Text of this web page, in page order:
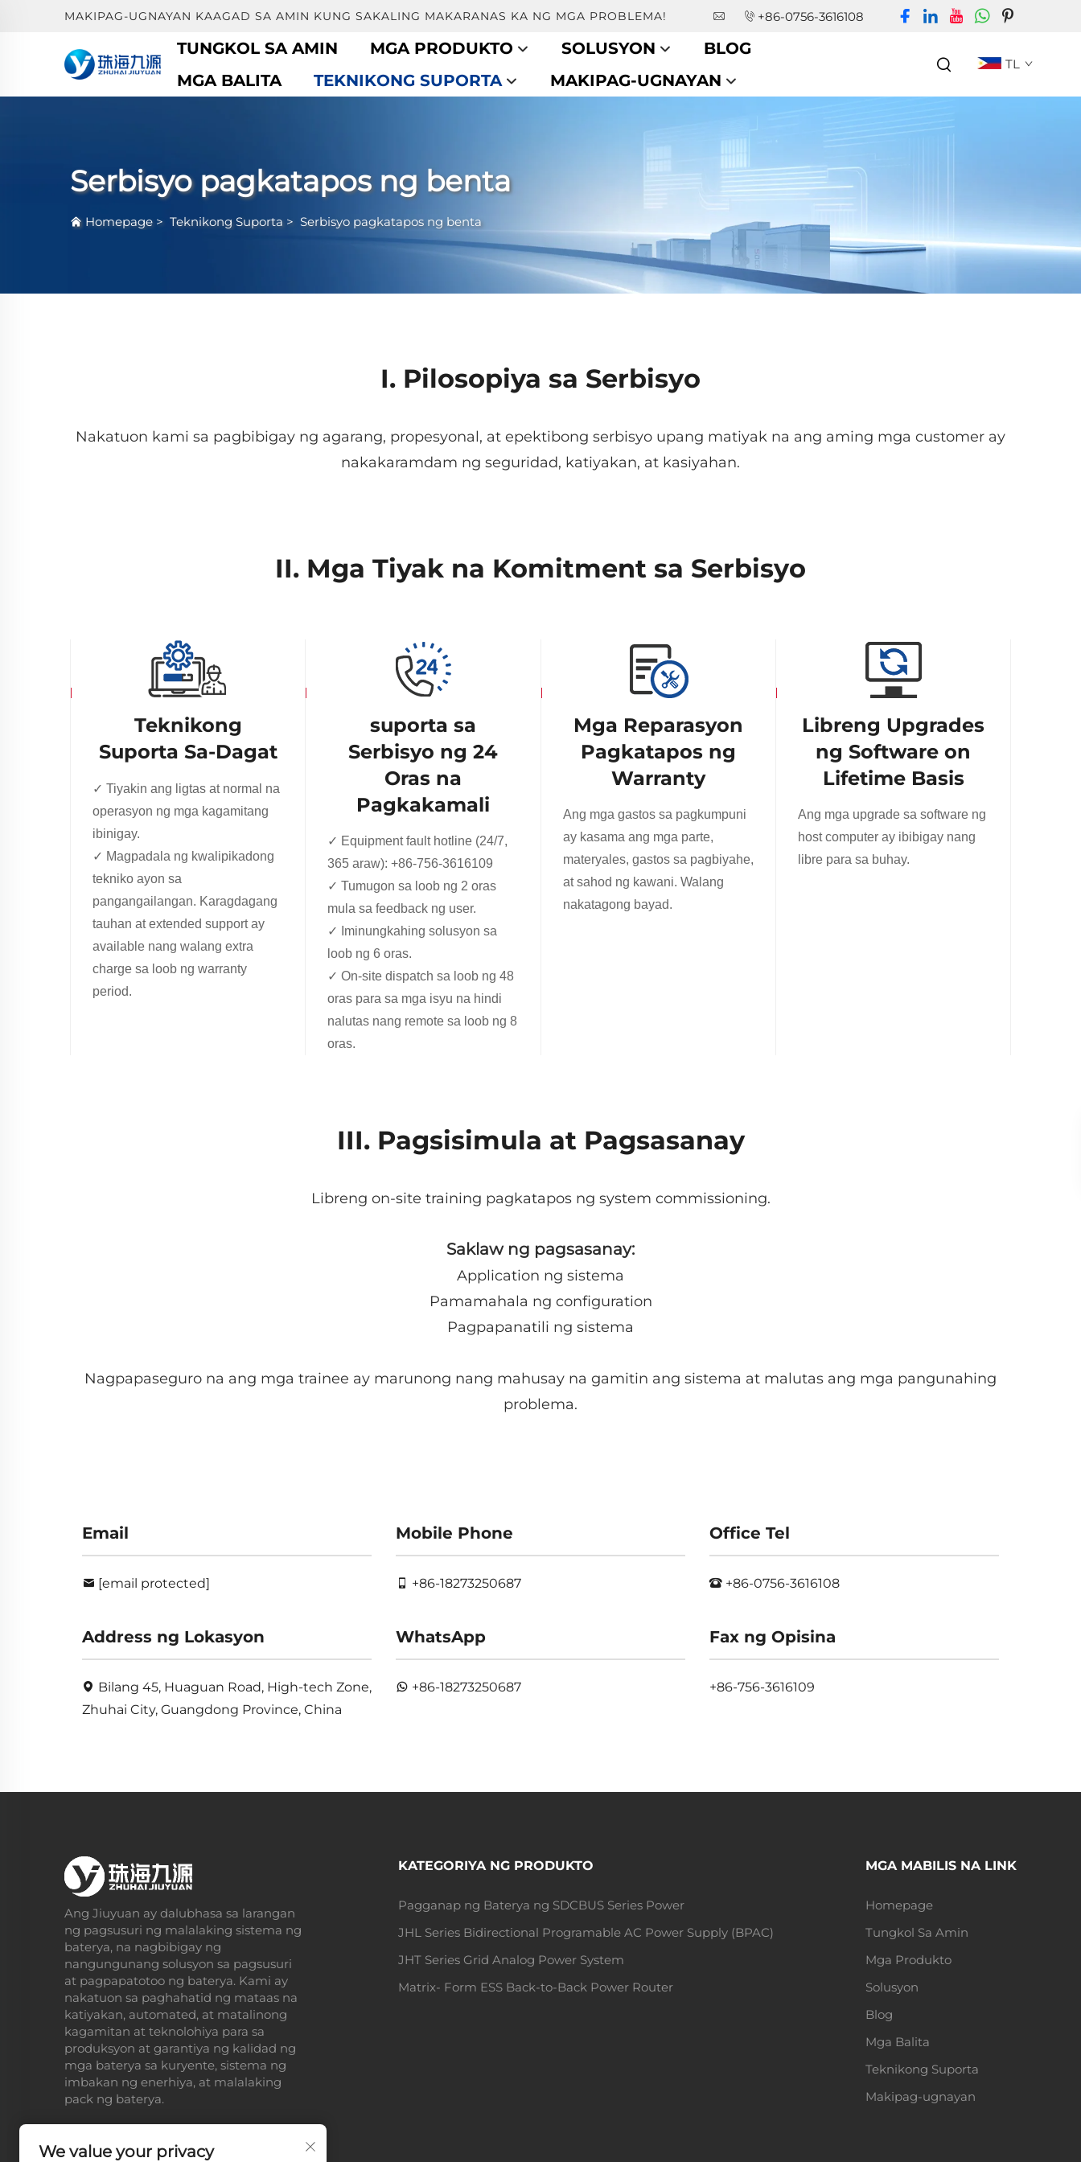
MAKIPAG-UGNAYAN KAAGAD SA AMIN KUNG SAKALING MAKARANAS KA NG MGA PROBLEMA! +86-0756-3616108
TUNGKOL SA AMIN MGA PRODUKTO SOLUSYON
BLOG
MGA BALITA
TEKNIKONG SUPORTA MAKIPAG-UGNAYAN
TL
Serbisyo pagkatapos ng benta
Homepage > Teknikong Suporta > Serbisyo pagkatapos ng benta
I. Pilosopiya sa Serbisyo
Nakatuon kami sa pagbibigay ng agarang, propesyonal, at epektibong serbisyo upang matiyak na ang aming mga customer ay
nakakaramdam ng seguridad, katiyakan, at kasiyahan.
II. Mga Tiyak na Komitment sa Serbisyo
Teknikong
Suporta Sa-Dagat
✓ Tiyakin ang ligtas at normal na
operasyon ng mga kagamitang
ibinigay.
✓ Magpadala ng kwalipikadong
tekniko ayon sa
pangangailangan. Karagdagang
tauhan at extended support ay
available nang walang extra
charge sa loob ng warranty
period.
suporta sa
Serbisyo ng 24
Oras na
Pagkakamali
✓ Equipment fault hotline (24/7,
365 araw):+86-756-3616109
✓ Tumugon sa loob ng 2 oras
mula sa feedback ng user.
✓ Iminungkahing solusyon sa
loob ng 6 oras.
✓ On-site dispatch sa loob ng 48
oras para sa mga isyu na hindi
nalutas nang remote sa loob ng 8
oras.
Mga Reparasyon
Pagkatapos ng
Warranty
Ang mga gastos sa pagkumpuni
ay kasama ang mga parte,
materyales, gastos sa pagbiyahe,
at sahod ng kawani. Walang
nakatagong bayad.
Libreng Upgrades
ng Software on
Lifetime Basis
Ang mga upgrade sa software ng
host computer ay ibibigay nang
libre para sa buhay.
III. Pagsisimula at Pagsasanay
Libreng on-site training pagkatapos ng system commissioning.
Saklaw ng pagsasanay:
Application ng sistema
Pamamahala ng configuration
Pagpapanatili ng sistema
Nagpapaseguro na ang mga trainee ay marunong nang mahusay na gamitin ang sistema at malutas ang mga pangunahing
problema.
Email
[email protected]
Mobile Phone
+86-18273250687
Office Tel
+86-0756-3616108
Address ng Lokasyon
Bilang 45, Huaguan Road, High-tech Zone,
Zhuhai City, Guangdong Province, China
WhatsApp
+86-18273250687
Fax ng Opisina
+86-756-3616109
Ang Jiuyuan ay dalubhasa sa larangan
ng pagsusuri ng malalaking sistema ng
baterya, na nagbibigay ng
nangungunang solusyon sa pagsusuri
at pagpapatotoo ng baterya. Kami ay
nakatuon sa paghahatid ng mataas na
katiyakan, automated, at matalinong
kagamitan at teknolohiya para sa
produksyon at garantiya ng kalidad ng
mga baterya sa kuryente, sistema ng
imbakan ng enerhiya, at malalaking
pack ng baterya.
KATEGORIYA NG PRODUKTO
Pagganap ng Baterya ng SDCBUS Series Power
JHL Series Bidirectional Programable AC Power Supply (BPAC)
JHT Series Grid Analog Power System
Matrix- Form ESS Back-to-Back Power Router
MGA MABILIS NA LINK
Homepage
Tungkol Sa Amin
Mga Produkto
Solusyon
Blog
Mga Balita
Teknikong Suporta
Makipag-ugnayan
We value your privacy